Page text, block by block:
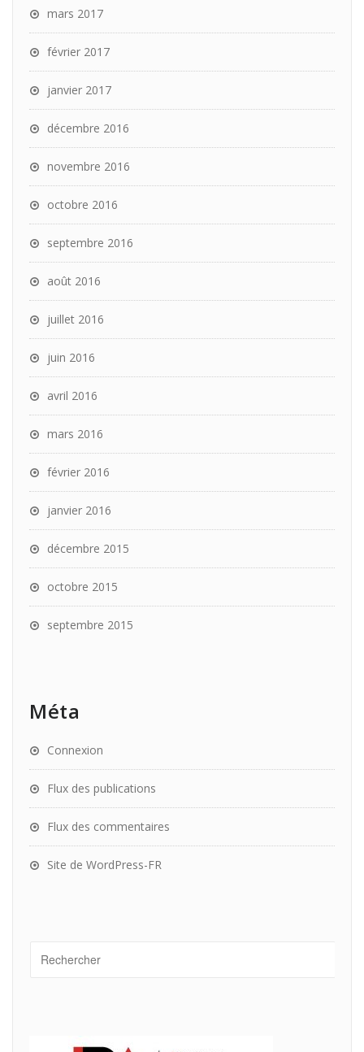
mars 2017
février 2017
janvier 2017
décembre 2016
novembre 2016
octobre 2016
septembre 2016
août 2016
juillet 2016
juin 2016
avril 2016
mars 2016
février 2016
janvier 2016
décembre 2015
octobre 2015
septembre 2015
Méta
Connexion
Flux des publications
Flux des commentaires
Site de WordPress-FR